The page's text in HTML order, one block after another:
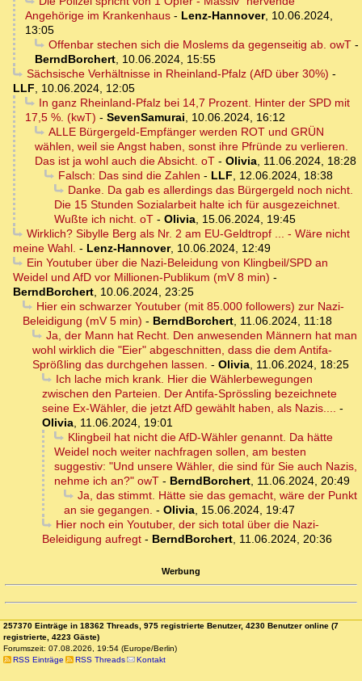
Angehörige im Krankenhaus - Lenz-Hannover, 10.06.2024,
13:05
Offenbar stechen sich die Moslems da gegenseitig ab. owT-
BerndBorchert, 10.06.2024, 15:55
Sächsische Verhältnisse in Rheinland-Pfalz (AfD über 30%) -
LLF, 10.06.2024, 12:05
In ganz Rheinland-Pfalz bei 14,7 Prozent. Hinter der SPD mit
17,5 %. (kwT) - SevenSamurai, 10.06.2024, 16:12
ALLE Bürgergeld-Empfänger werden ROT und GRÜN
wählen, weil sie Angst haben, sonst ihre Pfründe zu verlieren.
Das ist ja wohl auch die Absicht. oT - Olivia, 11.06.2024, 18:28
Falsch: Das sind die Zahlen - LLF, 12.06.2024, 18:38
Danke. Da gab es allerdings das Bürgergeld noch nicht.
Die 15 Stunden Sozialarbeit halte ich für ausgezeichnet.
Wußte ich nicht. oT - Olivia, 15.06.2024, 19:45
Wirklich? Sibylle Berg als Nr. 2 am EU-Geldtropf ... - Wäre nicht
meine Wahl. - Lenz-Hannover, 10.06.2024, 12:49
Ein Youtuber über die Nazi-Beleidung von Klingbeil/SPD an
Weidel und AfD vor Millionen-Publikum (mV 8 min) -
BerndBorchert, 10.06.2024, 23:25
Hier ein schwarzer Youtuber (mit 85.000 followers) zur Nazi-
Beleidigung (mV 5 min) - BerndBorchert, 11.06.2024, 11:18
Ja, der Mann hat Recht. Den anwesenden Männern hat man
wohl wirklich die "Eier" abgeschnitten, dass die dem Antifa-
Sprößling das durchgehen lassen. - Olivia, 11.06.2024, 18:25
Ich lache mich krank. Hier die Wählerbewegungen
zwischen den Parteien. Der Antifa-Sprössling bezeichnete
seine Ex-Wähler, die jetzt AfD gewählt haben, als Nazis.... -
Olivia, 11.06.2024, 19:01
Klingbeil hat nicht die AfD-Wähler genannt. Da hätte
Weidel noch weiter nachfragen sollen, am besten
suggestiv: "Und unsere Wähler, die sind für Sie auch Nazis,
nehme ich an?" owT - BerndBorchert, 11.06.2024, 20:49
Ja, das stimmt. Hätte sie das gemacht, wäre der Punkt
an sie gegangen. - Olivia, 15.06.2024, 19:47
Hier noch ein Youtuber, der sich total über die Nazi-
Beleidigung aufregt - BerndBorchert, 11.06.2024, 20:36
Werbung
257370 Einträge in 18362 Threads, 975 registrierte Benutzer, 4230 Benutzer online (7
registrierte, 4223 Gäste)
Forumszeit: 07.08.2026, 19:54 (Europe/Berlin)
RSS Einträge
RSS Threads Kontakt